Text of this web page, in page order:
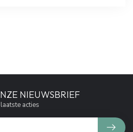
NIEUWSBRIEF
acties